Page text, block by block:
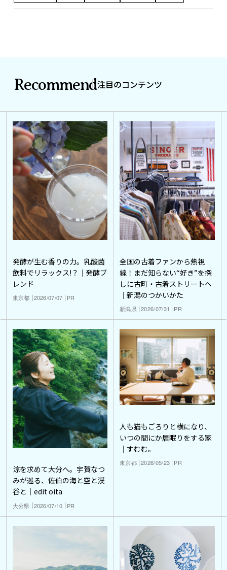
Recommend注目のコンテンツ
発酵が生む香りの力。乳酸菌
飲料でリラックス!？｜発酵ブ
レンド
東京都 2026/07/07 PR
全国の古着ファンから熱視
線！まだ知らない“好き”を探
しに古町・古着ストリートへ
｜新潟のつかいかた
新潟県 2026/07/31 PR
涼を求めて大分へ。宇賀なつ
みが巡る、佐伯の海と空と渓
谷と｜edit oita
大分県 2026/07/10 PR
人も猫もごろりと横になり、
いつの間にか居眠りをする家
｜すむむ。
東京都 2026/05/23 PR